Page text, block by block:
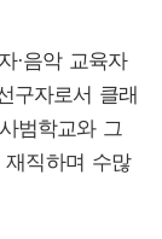
·음악 교육자
구자로서 클래
범학교와 그
직하며 수많